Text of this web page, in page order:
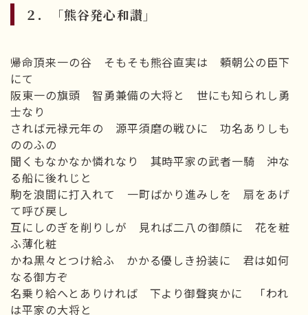
２．「熊谷発心和讃」
帰命頂来一の谷 そもそも熊谷直実は 頼朝公の臣下
にて
阪東一の旗頭 智勇兼備の大将と 世にも知られし勇
士なり
されば元禄元年の 源平須磨の戦ひに 功名ありしも
ののふの
聞くもなかなか憐れなり 其時平家の武者一騎 沖な
る船に後れじと
駒を浪間に打入れて 一町ばかり進みしを 扇をあげ
て呼び戻し
互にしのぎを削りしが 見れば二八の御顔に 花を粧
ふ薄化粧
かね黒々とつけ給ふ かかる優しき扮装に 君は如何
なる御方ぞ
名乗り給へとありければ 下より御聲爽かに 「われ
は平家の大将と